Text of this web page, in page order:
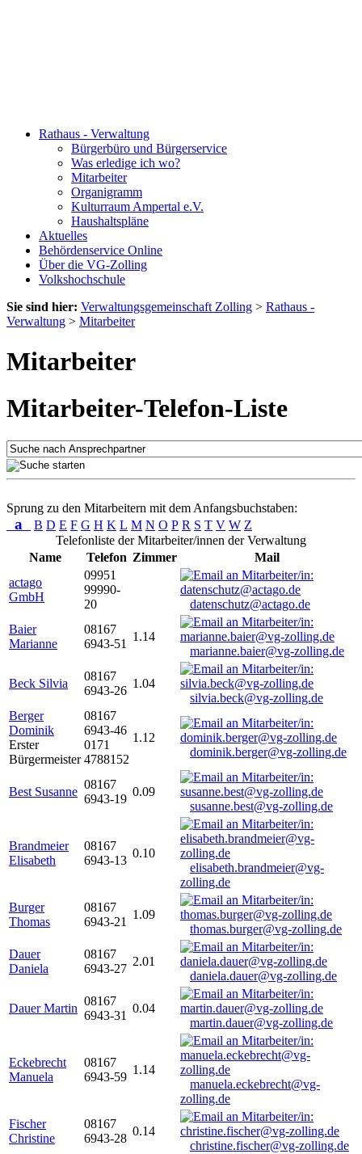
Rathaus - Verwaltung
Bürgerbüro und Bürgerservice
Was erledige ich wo?
Mitarbeiter
Organigramm
Kulturraum Ampertal e.V.
Haushaltspläne
Aktuelles
Behördenservice Online
Über die VG-Zolling
Volkshochschule
Sie sind hier: Verwaltungsgemeinschaft Zolling > Rathaus -
Verwaltung > Mitarbeiter
Mitarbeiter
Mitarbeiter-Telefon-Liste
Sprung zu den Mitarbeitern mit dem Anfangsbuchstaben:
a B D E F G H K L M N O P R S T V W Z
Telefonliste der Mitarbeiter/innen der Verwaltung
Name
Telefon Zimmer
Mail
actago
GmbH
09951
99990-
20
datenschutz@actago.de
Baier
Marianne
08167
6943-51
1.14
marianne.baier@vg-zolling.de
Beck Silvia
08167
6943-26
1.04
silvia.beck@vg-zolling.de
Berger
Dominik
Erster
Bürgermeister
08167
6943-46
0171
4788152
1.12
dominik.berger@vg-zolling.de
Best Susanne
08167
6943-19
0.09
susanne.best@vg-zolling.de
Brandmeier
Elisabeth
08167
6943-13
0.10
elisabeth.brandmeier@vg-
zolling.de
Burger
Thomas
08167
6943-21
1.09
thomas.burger@vg-zolling.de
Dauer
Daniela
08167
6943-27
2.01
daniela.dauer@vg-zolling.de
Dauer Martin
08167
6943-31
0.04
martin.dauer@vg-zolling.de
Eckebrecht
Manuela
08167
6943-59
1.14
manuela.eckebrecht@vg-
zolling.de
Fischer
Christine
08167
6943-28
0.14
christine.fischer@vg-zolling.de